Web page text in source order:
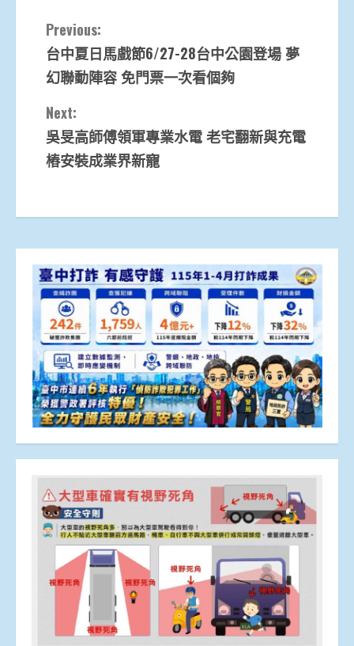
Continue
Reading
Previous:
台中夏日馬戲節6/27-28台中公園登場 夢
幻聯動陣容 免門票一次看個夠
Next:
吳旻高師傅領軍專業水電 老宅翻新與充電
樁安裝成業界新寵